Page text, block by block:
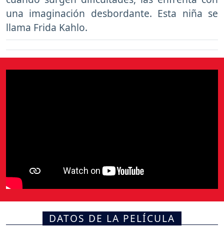
una imaginación desbordante. Esta niña se
llama Frida Kahlo.
DATOS DE LA PELÍCULA